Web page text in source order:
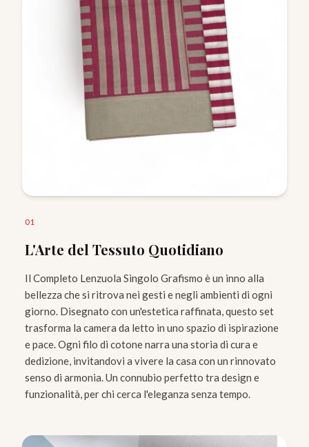
01
L'Arte del Tessuto Quotidiano
Il Completo Lenzuola Singolo Grafismo è un inno alla
bellezza che si ritrova nei gesti e negli ambienti di ogni
giorno. Disegnato con un'estetica raffinata, questo set
trasforma la camera da letto in uno spazio di ispirazione
e pace. Ogni filo di cotone narra una storia di cura e
dedizione, invitandovi a vivere la casa con un rinnovato
senso di armonia. Un connubio perfetto tra design e
funzionalità, per chi cerca l'eleganza senza tempo.